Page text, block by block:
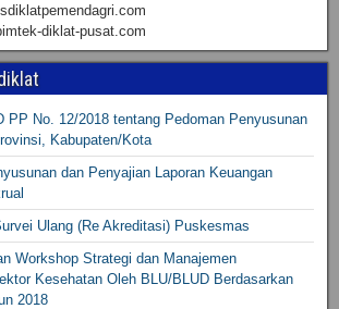
diklat-pusat.com
PP No. 12/2018 tentang Pedoman Penyusunan
Kabupaten/Kota
dan Penyajian Laporan Keuangan
Ulang (Re Akreditasi) Puskesmas
Workshop Strategi dan Manajemen
Kesehatan Oleh BLU/BLUD Berdasarkan
2018